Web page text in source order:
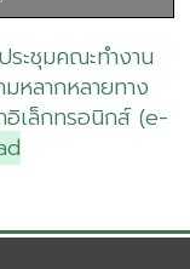
ะชุมคณะทำงาน
หลากหลายทาง
อิเล็กทรอนิกส์ (e-